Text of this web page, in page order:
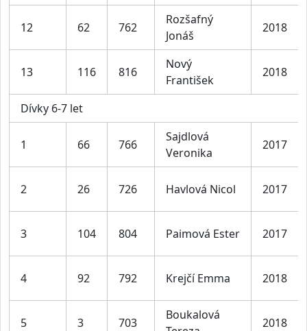
12 62 762
Rozšafný
Jonáš
2018
13 116 816
Nový
František
2018
Dívky 6-7 let
1 66 766
Sajdlová
Veronika
2017
2 26 726 Havlová Nicol 2017
3 104 804 Paimová Ester 2017
4 92 792 Krejčí Emma 2018
5 3 703
Boukalová
2018